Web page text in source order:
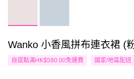
Wanko 小香風拼布連衣裙 (
自提點滿HK$580.00免運費 國家/地區配送